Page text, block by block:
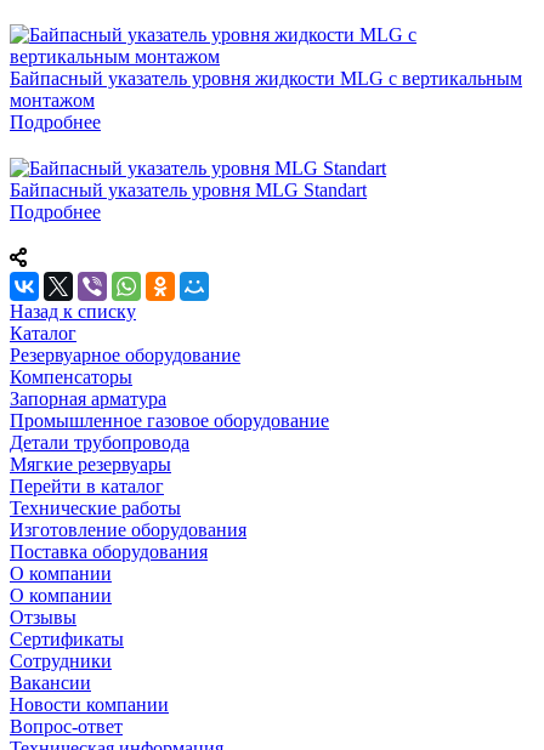
Байпасный указатель уровня жидкости MLG с вертикальным
монтажом
Подробнее
Байпасный указатель уровня MLG Standart
Подробнее
Назад к списку
Каталог
Резервуарное оборудование
Компенсаторы
Запорная арматура
Промышленное газовое оборудование
Детали трубопровода
Мягкие резервуары
Перейти в каталог
Технические работы
Изготовление оборудования
Поставка оборудования
О компании
О компании
Отзывы
Сертификаты
Сотрудники
Вакансии
Новости компании
Вопрос-ответ